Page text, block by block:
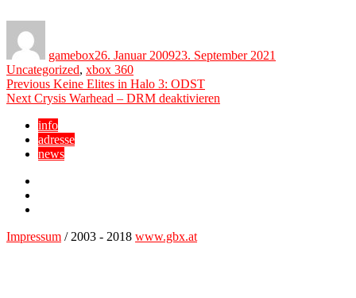
gamebox26. Januar 200923. September 2021
Uncategorized, xbox 360
Beitragsnavigation
Previous Previous
post:
Keine Elites in Halo 3: ODST
Next Next
Crysis Warhead – DRM deaktivieren
info
adresse
news
Impressum / 2003 - 2018 www.gbx.at